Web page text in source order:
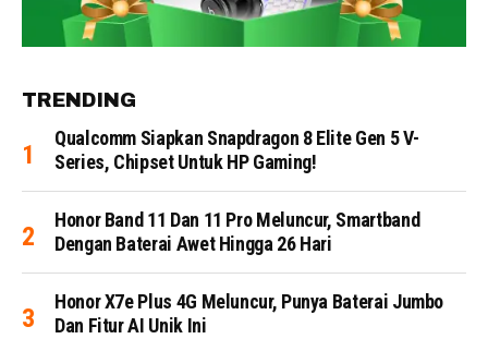
TRENDING
Qualcomm Siapkan Snapdragon 8 Elite Gen 5 V-
Series, Chipset Untuk HP Gaming!
Honor Band 11 Dan 11 Pro Meluncur, Smartband
Dengan Baterai Awet Hingga 26 Hari
Honor X7e Plus 4G Meluncur, Punya Baterai Jumbo
Dan Fitur AI Unik Ini